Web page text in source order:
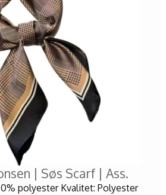
| Søs Scarf | Ass.
polyester Kvalitet: Polyester